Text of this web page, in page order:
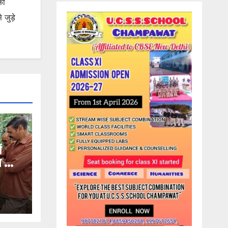
जुड़े
का